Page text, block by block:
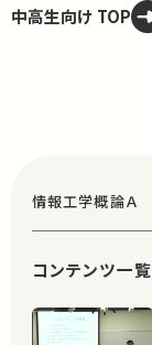
中高生向け TOP
情報工学概論Ａ
コンテンツ一覧